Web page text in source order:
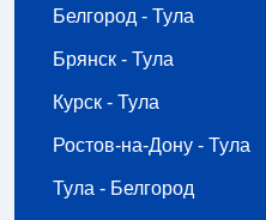
Белгород - Тула
Брянск - Тула
Курск - Тула
Ростов-на-Дону - Тула
Тула - Белгород